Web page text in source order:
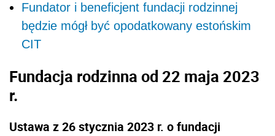
Fundator i beneficjent fundacji rodzinnej
będzie mógł być opodatkowany estońskim
CIT
Fundacja rodzinna od 22 maja 2023
r.
Ustawa z 26 stycznia 2023 r. o fundacji